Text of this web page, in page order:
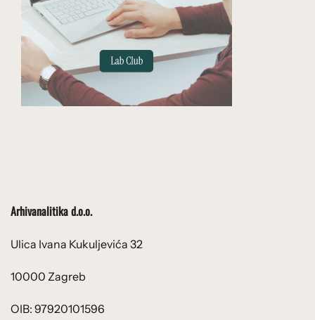
Arhivanalitika d.o.o.
Ulica Ivana Kukuljevića 32
10000 Zagreb
OIB: 97920101596